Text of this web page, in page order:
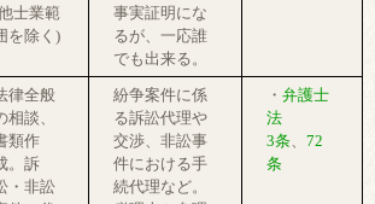
士業範
を除く)
事実証明にな
るが、一応誰
でも出来る。
律全般
相談、
類作
。訴
・非訟
紛争案件に係
る訴訟代理や
交渉、非訟事
件における手
続代理など。
・ 弁護士
法
3条
72
条